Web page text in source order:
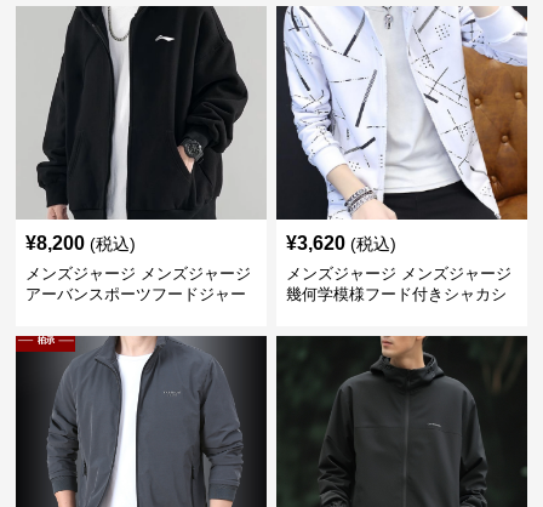
¥8,200 (税込)
メンズジャージ メンズジャージ
アーバンスポーツフードジャー
¥3,620 (税込)
メンズジャージ メンズジャージ
幾何学模様フード付きシャカシ